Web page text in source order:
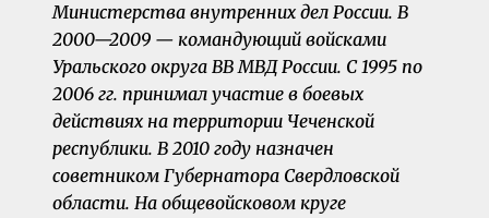
Министерства внутренних дел России. В
2000—2009 — командующий войсками
Уральского округа ВВ МВД России. С 1995 по
2006 гг. принимал участие в боевых
действиях на территории Чеченской
республики. В 2010 году назначен
советником Губернатора Свердловской
области. На общевойсковом круге